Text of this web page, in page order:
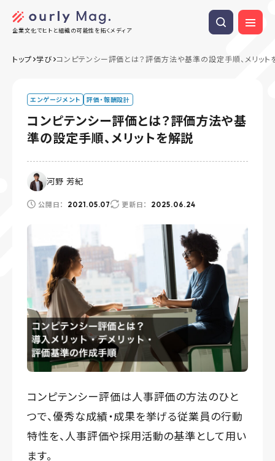
企業文化でヒトと組織の可能性を拓くメディア
トップ 学び コンピテンシー評価とは？評価方法や基準の設定手順、メリット
エンゲージメント 評価・報酬設計
コンピテンシー評価とは？評価方法や基
準の設定手順、メリットを解説
河野 芳紀
公開日： 2021.05.07 更新日： 2025.06.24
コンピテンシー評価は人事評価の方法のひと
つで、優秀な成績・成果を挙げる従業員の行動
特性を、人事評価や採用活動の基準として用い
ます。